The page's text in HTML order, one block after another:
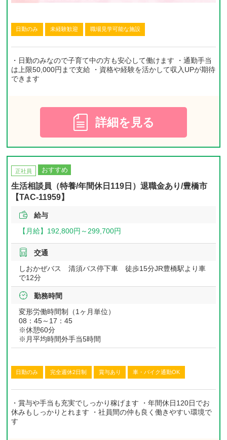
日勤のみ 未経験歓迎 職場見学可能な施設
・日勤のみなので子育て中の方も安心して働けます ・通勤手当
は上限50,000円まで支給 ・資格や経験を活かして収入UPが期待
できます
詳細を見る
正社員 おすすめ
生活相談員（特養/年間休日119日）退職金あり/豊橋市
【TAC-11959】
給与
【月給】 192,800円～ 299,700円
交通
しおかぜバス 清須バス停下車 徒歩15分JR豊橋駅より車
で12分
勤務時間
変形労働時間制（1ヶ月単位）
08：45～17：45
※休憩60分
※月平均時間外手当5時間
日勤のみ 完全週休2日制 賞与あり 車・バイク通勤OK
・賞与や手当も充実でしっかり稼げます ・年間休日120日でお
休みもしっかりとれます ・社員間の仲も良く働きやすい環境で
す